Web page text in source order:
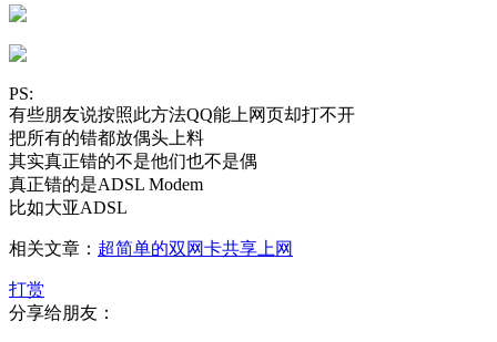
PS:
有些朋友说按照此方法QQ能上网页却打不开
把所有的错都放偶头上料
其实真正错的不是他们也不是偶
真正错的是ADSL Modem
比如大亚ADSL
相关文章： 超简单的双网卡共享上网
打赏
分享给朋友：